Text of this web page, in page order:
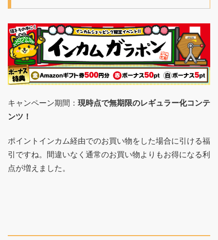
キャンペーン期間： 現時点で無期限のレギュラー化コンテ
ンツ！
ポイントインカム経由でのお買い物をした場合に引ける福
引ですね。間違いなく通常のお買い物よりもお得になる利
点が増えました。